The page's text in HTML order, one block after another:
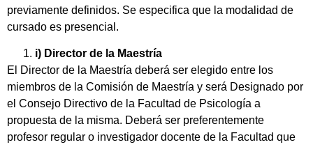
previamente definidos. Se especifica que la modalidad de
cursado es presencial.
i) Director de la Maestría
El Director de la Maestría deberá ser elegido entre los
miembros de la Comisión de Maestría y será Designado por
el Consejo Directivo de la Facultad de Psicología a
propuesta de la misma. Deberá ser preferentemente
profesor regular o investigador docente de la Facultad que